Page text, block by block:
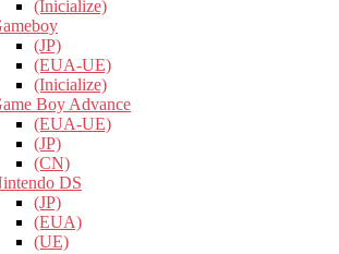
(Inicialize)
(JP)
(EUA-UE)
(Inicialize)
Boy Advance
(EUA-UE)
(JP)
(CN)
DS
(JP)
(EUA)
(UE)